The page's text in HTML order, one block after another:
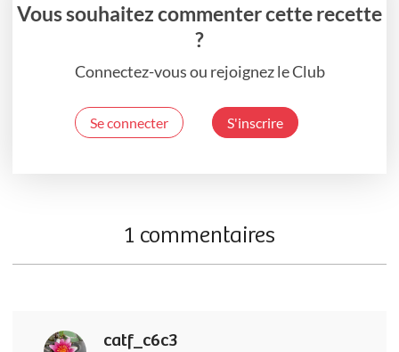
Vous souhaitez commenter cette recette
?
Connectez-vous ou rejoignez le Club
Se connecter S'inscrire
1 commentaires
catf_c6c3